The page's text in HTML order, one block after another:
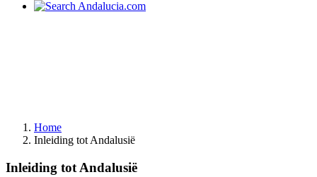
Home
Inleiding tot Andalusië
Inleiding tot Andalusië